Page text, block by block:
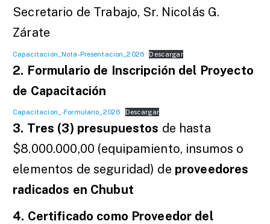
Secretario de Trabajo, Sr. Nicolás G.
Zárate
Capacitacion_Nota-Presentacion_2026 Descargar
2. Formulario de Inscripción del Proyecto
de Capacitación
Capacitacion_-Formulario_2026 Descargar
3. Tres (3) presupuestos de hasta
$8.000.000,00 (equipamiento, insumos o
elementos de seguridad) de proveedores
radicados en Chubut
4. Certificado como Proveedor del